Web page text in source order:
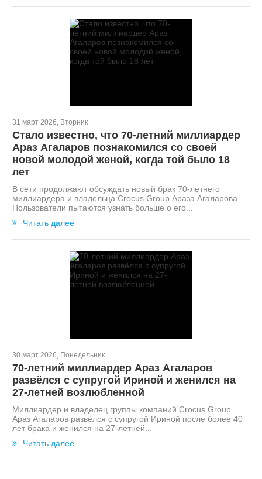
31 март 2026, Вторник
Стало известно, что 70-летний миллиардер
Араз Агаларов познакомился со своей
новой молодой женой, когда той было 18
лет
В сети продолжают обсуждать новый брак 70-летнего
миллиардера и владельца Crocus Group Араза Агаларова.
Пользователи пытаются узнать больше о его...
Читать далее
30 март 2026, Понедельник
70-летний миллиардер Араз Агаларов
развёлся с супругой Ириной и женился на
27-летней возлюбленной
Миллиардер и владелец группы компаний Crocus Group
Араз Агаларов развёлся с супругой Ириной после более 40
лет брака и женился на 27-летней...
Читать далее